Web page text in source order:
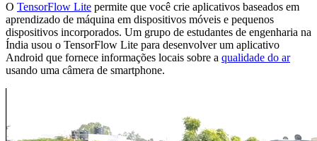
O TensorFlow Lite permite que você crie aplicativos baseados em
aprendizado de máquina em dispositivos móveis e pequenos
dispositivos incorporados. Um grupo de estudantes de engenharia na
Índia usou o TensorFlow Lite para desenvolver um aplicativo
Android que fornece informações locais sobre a qualidade do ar
usando uma câmera de smartphone.